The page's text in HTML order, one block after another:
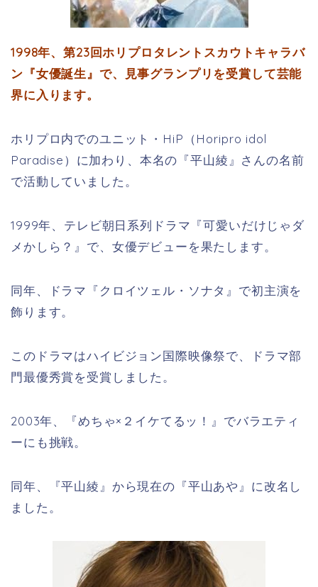
1998年、第23回ホリプロタレントスカウトキャラバ
ン『女優誕生』で、見事グランプリを受賞して芸能
界に入ります。
ホリプロ内でのユニット・ HiP （Horipro idol
Paradise）に加わり、本名の『平山綾』さんの名前
で活動していました。
1999年、テレビ朝日系列ドラマ『可愛いだけじゃダ
メかしら？』で、女優デビューを果たします。
同年、ドラマ『クロイツェル・ソナタ』で初主演を
飾ります。
このドラマはハイビジョン国際映像祭で、ドラマ部
門最優秀賞を受賞しました。
2003年、『めちゃ×２イケてるッ！』でバラエティ
ーにも挑戦。
同年、『平山綾』から現在の『平山あや』に改名し
ました。